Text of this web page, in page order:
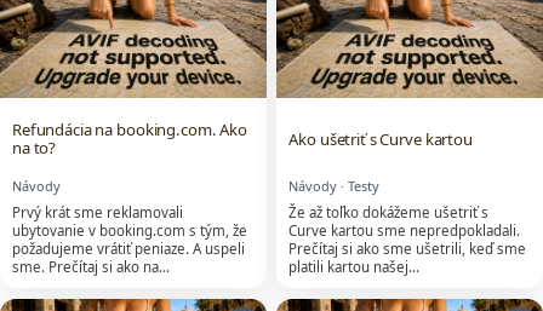
Refundácia na booking.com. Ako
na to?
Návody
Prvý krát sme reklamovali
ubytovanie v booking.com s tým, že
požadujeme vrátiť peniaze. A uspeli
sme. Prečítaj si ako na…
Ako ušetriť s Curve kartou
Návody ·Testy
Že až toľko dokážeme ušetriť s
Curve kartou sme nepredpokladali.
Prečítaj si ako sme ušetrili, keď sme
platili kartou našej…